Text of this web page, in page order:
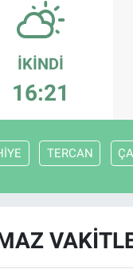
İKINDI
16:21
TERCAN